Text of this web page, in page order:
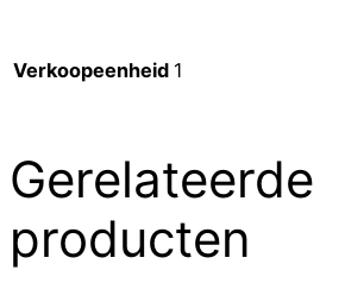
Verkoopeenheid 1
Gerelateerde
producten